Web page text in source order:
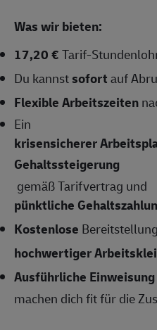
Was wir bieten:
17,20 €Tarif-
Du kannstsofortauf
Flexible Arbeitszeiten
Ein
krisensicherer
Gehaltssteigerung
gemäß Tarifvertrag und
pünktliche
Kostenlose
hochwertiger
Ausführliche Einweisung
machen dich fit für die